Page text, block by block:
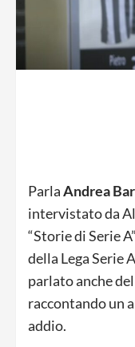
ParlaAndrea
intervistato da
“Storie di Serie
della Lega Serie
parlato anche
raccontando un
addio.